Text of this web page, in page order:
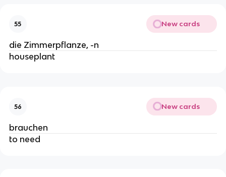
55 New cards
die Zimmerpflanze, -n
houseplant
56 New cards
brauchen
to need